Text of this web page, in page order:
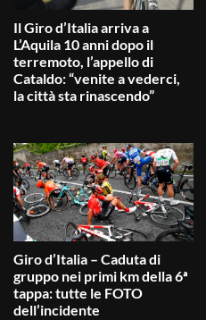
Il Giro d’Italia arriva a
L’Aquila 10 anni dopo il
terremoto, l’appello di
Cataldo: “venite a vederci,
la città sta rinascendo”
Giro d’Italia – Caduta di
gruppo nei primi km della 6ª
tappa: tutte le FOTO
dell’incidente